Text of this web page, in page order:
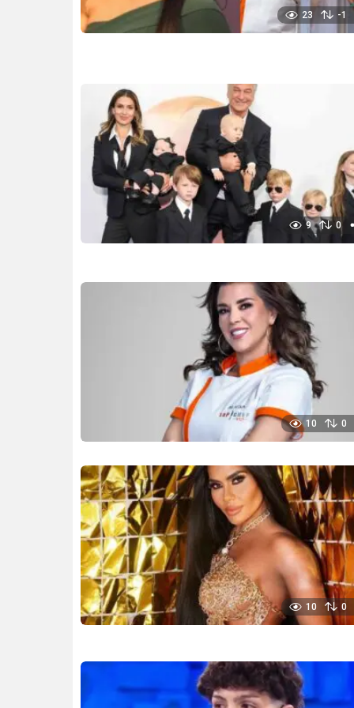
23 -1
9 0
10 0
10 0